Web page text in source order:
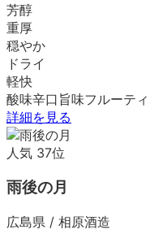
芳醇
重厚
穏やか
ドライ
軽快
酸味辛口 旨味フルーティ
詳細を見る
人気 37位
雨後の月
広島県 / 相原酒造